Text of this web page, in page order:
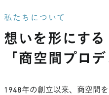
私たちについて
想いを形にする
「商空間プロ
1948年の創立以来、商空間